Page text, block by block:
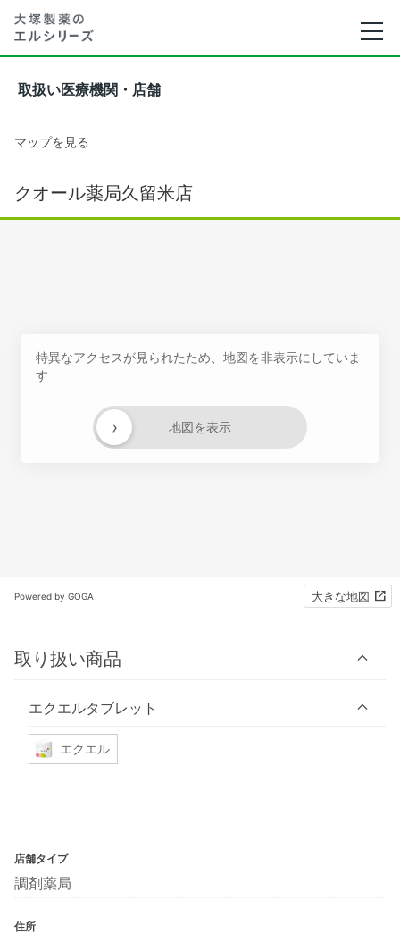
取扱い医療機関・店舗
マップを見る
クオール薬局久留米店
特異なアクセスが見られたため、地図を非表示にしていま
す
地図を表示
›
Powered by GOGA 大きな地図
取り扱い商品
エクエルタブレット
エクエル
店舗タイプ
調剤薬局
住所